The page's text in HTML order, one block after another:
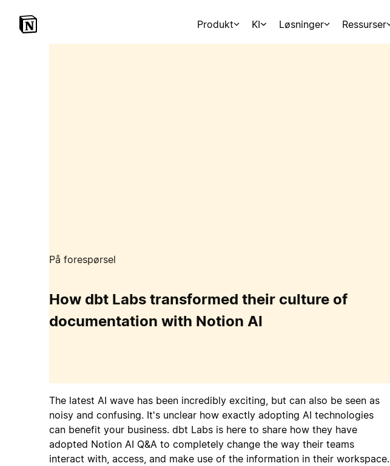
Produkt KI Løsninger Ressurser
På forespørsel
How dbt Labs transformed their culture of
documentation with Notion AI
The latest AI wave has been incredibly exciting, but can also be seen as
noisy and confusing. It's unclear how exactly adopting AI technologies
can benefit your business. dbt Labs is here to share how they have
adopted Notion AI Q&A to completely change the way their teams
interact with, access, and make use of the information in their workspace.